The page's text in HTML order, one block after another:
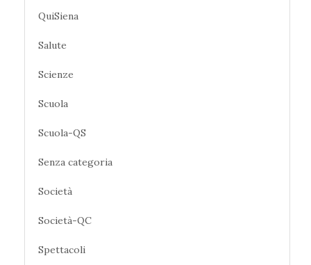
QuiSiena
Salute
Scienze
Scuola
Scuola-QS
Senza categoria
Società
Società-QC
Spettacoli